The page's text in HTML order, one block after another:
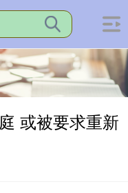
或被要求重新